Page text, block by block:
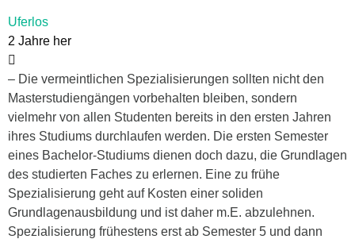
Uferlos
2 Jahre her
– Die vermeintlichen Spezialisierungen sollten nicht den
Masterstudiengängen vorbehalten bleiben, sondern
vielmehr von allen Studenten bereits in den ersten Jahren
ihres Studiums durchlaufen werden. Die ersten Semester
eines Bachelor-Studiums dienen doch dazu, die Grundlagen
des studierten Faches zu erlernen. Eine zu frühe
Spezialisierung geht auf Kosten einer soliden
Grundlagenausbildung und ist daher m.E. abzulehnen.
Spezialisierung frühestens erst ab Semester 5 und dann